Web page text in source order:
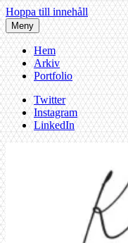
Hoppa till innehåll
Meny
Hem
Arkiv
Portfolio
Twitter
Instagram
LinkedIn